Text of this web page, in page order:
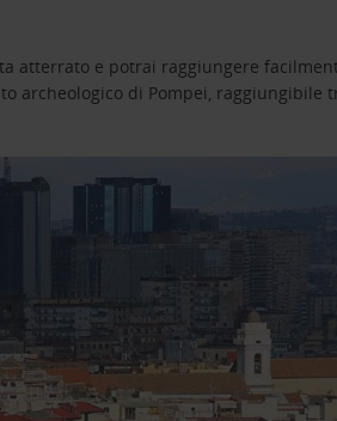
atterrato e potrai raggiungere
archeologico di Pompei, raggiungibile